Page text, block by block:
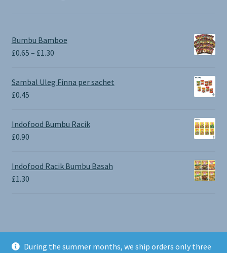
During the summer months, we ship orders only three
Bumbu Bamboe
£0.65 – £1.30Price
£0.65
through
Sambal Uleg Finna per sachet
£0.45
Indofood Bumbu Racik
£0.90
Indofood Racik Bumbu Basah
£1.30